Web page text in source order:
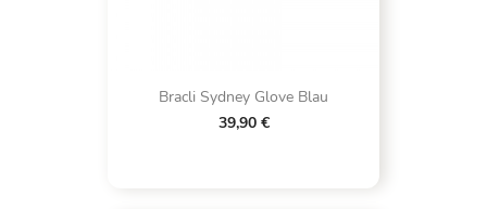
Bracli Sydney Glove Blau
39,90 €